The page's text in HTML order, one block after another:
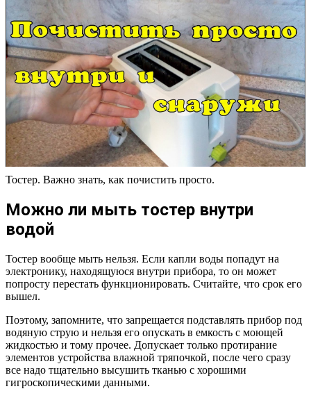
Тостер. Важно знать, как почистить просто.
Можно ли мыть тостер внутри
водой
Тостер вообще мыть нельзя. Если капли воды попадут на
электронику, находящуюся внутри прибора, то он может
попросту перестать функционировать. Считайте, что срок его
вышел.
Поэтому, запомните, что запрещается подставлять прибор под
водяную струю и нельзя его опускать в емкость с моющей
жидкостью и тому прочее. Допускает только протирание
элементов устройства влажной тряпочкой, после чего сразу
все надо тщательно высушить тканью с хорошими
гигроскопическими данными.